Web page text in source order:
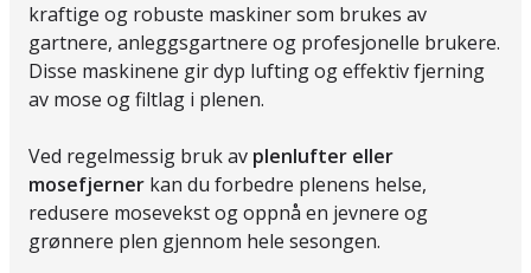
kraftige og robuste maskiner som brukes av
gartnere, anleggsgartnere og profesjonelle brukere.
Disse maskinene gir dyp lufting og effektiv fjerning
av mose og filtlag i plenen.
Ved regelmessig bruk av plenlufter eller
mosefjerner kan du forbedre plenens helse,
redusere mosevekst og oppnå en jevnere og
grønnere plen gjennom hele sesongen.